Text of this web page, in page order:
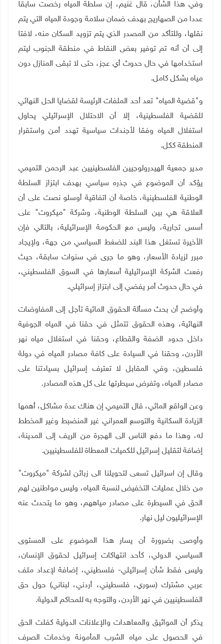
وفي هذا الشأن، قال غنيم، إن سلطة المياه رخصت سابقا
عددا من الصهاريج بهدف ضمان سلامة وجودة المياه التي يتم
نقلها، وللتأكد من المصدر الذي يتم تزويد السكان منه، لافتا
إلى أن أنه تم توفير بعض النقاط في منطقة الجنوب ليتم
استخدامها في حال حدوث أي عجز، حتى لا تبقى المنازل دون
مياه بشكل كامل.
و"قضية المياه" تعد أحد الملفات الرئيسة لقضايا الحل النهائي
للقضية الفلسطينية، إلا أن الاحتلال الإسرائيلي يحاول
استغلال المياه وفقا لأجندات سياسية تهدد أمن واستقرار
المنطقة ككل.
مدير جمعية الهيدرولوجيين الفلسطينيين عبد الرحمن التميمي
يؤكد أن الموضوع في جذره سياسي بهدف ابتزاز السلطة
الوطنية الفلسطينية، خاصة أن اتفاقية أوسلو نصت على أن
العلاقة هي بين السلطة الوطنية، وشركة "ميكروت" على
أسس تجارية، وليس مع الحكومة الإسرائيلية، بالتالي فإن
الأخيرة تستغل هذا البند للضغط السياسي من جهة، ولإيجاد
مبرر لزيادة الأسعار، وهو ما جرى في سنوات سابقة، حيث
رفعت الشركة الإسرائيلية أسعارها في السوق الفلسطيني،
في حال حدوث أمر يفضي إلى ابتزاز إسرائيلي.
وأوضح أن بحث مسألة الحقوق المائية تأجل إلى المفاوضات
النهائية، وهذه الحقوق تتمثل في حقنا في المياه الجوفية
داخل حدود الضفة والقطاع، وحقنا في استغلال مياه نهر
الأردن، وحقنا في السيادة على كافة مصادر المياه في دولة
فلسطين، وفي المقابل لا تعترف إسرائيل بسيادتنا على
مصادر المياه، وتفرض سيطرتها على كل هذه المصادر.
وعن الواقع المائي، قال التميمي إن هناك عدة مشاكل، أهمها
الزيادة السكانية والتوسع العمراني غير المنضبط وغير المخطط
له، وهذا ما دفع الناس الى الهجرة من الريف إلى المدينة،
إضافة لتقليل إسرائيل للكميات المعطاة للفلسطينيين.
وقال إن اسرائيل تسعى لتحويلنا الى زبائن لشركة "ميكروت"
من خلال عمليات التخفيض لنسبة المياه، وليس مواطنين لهم
الحق في السيطرة على مصادر مياههم، وهو ما يتحدث عنه
الإسرائيليون ليل نهار.
وأوصى بضرورة أن يسار هذا الموضوع على المستوى
السياسي الدولي، كأحد انتهاكات إسرائيل لحقوق الإنسان،
وليس فقط شأن إسرائيلي- فلسطيني، إضافة لإعداد ملف
عربي مشترك (سوري، فلسطيني، أردني، لبناني) حول حق
الفلسطينيين في نهر الأردن، والتوجه به للمحاكم الدولية.
يذكر أن المواثيق والمعاهدات والإعلانات الدولية كفلت الحق
في الحصول على مياه الشرب المأمونة وخدمات الصرف